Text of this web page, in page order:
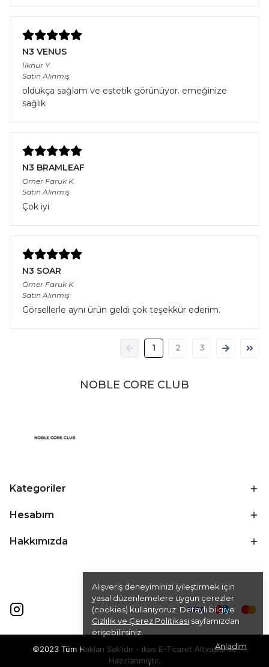
Alışveriş deneyiminizi iyileştirmek için
yasal düzenlemelere uygun çerezler
(cookies) kullanıyoruz. Detaylı bilgiye
Gizlilik ve Çerez Politikası sayfamızdan
erişebilirsiniz.
Anladım
N3 VENUS
İlknur Y.
Satın Alınmış
oldukça sağlam ve estetik görünüyor. emeğinize
sağlık
N3 BRAMLEAF
Ömer Faruk K.
Satın Alınmış
Çok iyi
N3 SOAR
Ömer Faruk K.
Satın Alınmış
Görsellerle aynı ürün geldi çok teşekkür ederim.
1 2 3
NOBLE CORE CLUB
Kategoriler
Hesabım
Hakkımızda
©2023 Tüm Hakları Saklıdır - ikas E-Ticaret Altyapısı ile
Hazırlanmıştır.